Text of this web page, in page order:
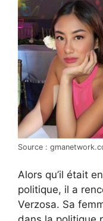
Source :
Alors qu’il était
politique, il a
Verzosa. Sa